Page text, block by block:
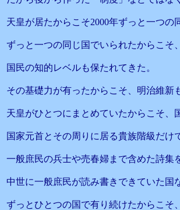
天皇が居たからこそ2000年ずっと一つの
ずっと一つの同じ国でいられたからこそ
国民の知的レベルも保たれてきた。
その基礎力が有ったからこそ、明治維新
天皇がひとつにまとめていたからこそ、
国家元首とその周りに居る貴族階級だけ
一般庶民の兵士や売春婦まで含めた詩集
中世に一般庶民が読み書きできていた国
ずっとひとつの国で有り続けたからこそ